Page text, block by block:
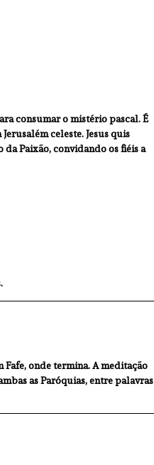
consumar o mistério pascal. É
celeste. Jesus quis
da Paixão, convidando os fiéis a
Fafe, onde termina. A meditação
as Paróquias, entre palavras